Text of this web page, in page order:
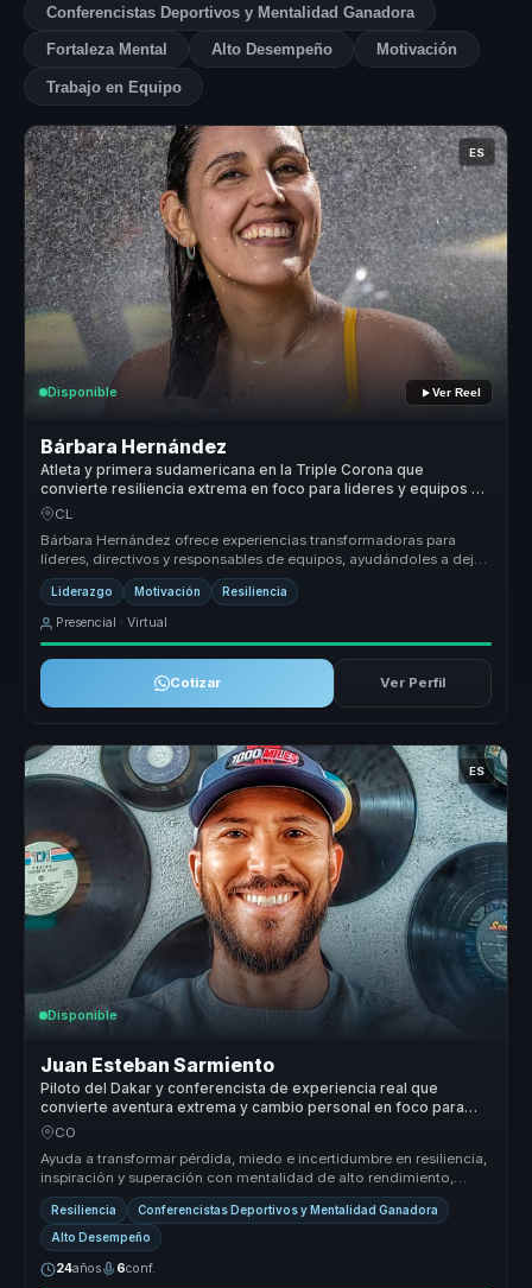
Conferencistas Deportivos y Mentalidad Ganadora
Fortaleza Mental Alto Desempeño Motivación
Trabajo en Equipo
ES
Disponible Ver Reel
Bárbara Hernández
Atleta y primera sudamericana en la Triple Corona que
convierte resiliencia extrema en foco para lideres y equipos de
alto desempeno.
CL
Bárbara Hernández ofrece experiencias transformadoras para
líderes, directivos y responsables de equipos, ayudándoles a dejar
atrás equip...
Liderazgo Motivación Resiliencia
Presencial · Virtual
Cotizar Ver Perfil
ES
Disponible
Juan Esteban Sarmiento
Piloto del Dakar y conferencista de experiencia real que
convierte aventura extrema y cambio personal en foco para
equipos.
CO
Ayuda a transformar pérdida, miedo e incertidumbre en resiliencia,
inspiración y superación con mentalidad de alto rendimiento,
disciplin...
Resiliencia Conferencistas Deportivos y Mentalidad Ganadora
Alto Desempeño
24años 6conf.